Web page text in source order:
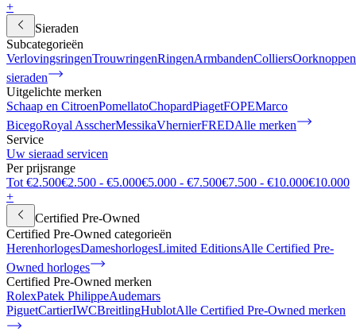
+
Sieraden
Subcategorieën
VerlovingsringenTrouwringenRingenArmbandenColliersOorknoppen
sieraden
Uitgelichte merken
Schaap en CitroenPomellatoChopardPiagetFOPEMarco
BicegoRoyal AsscherMessikaVhernierFREDAlle merken
Service
Uw sieraad servicen
Per prijsrange
Tot €2.500€2.500 - €5.000€5.000 - €7.500€7.500 - €10.000€10.000
+
Certified Pre-Owned
Certified Pre-Owned categorieën
HerenhorlogesDameshorlogesLimited EditionsAlle Certified Pre-
Owned horloges
Certified Pre-Owned merken
RolexPatek PhilippeAudemars
PiguetCartierIWCBreitlingHublotAlle Certified Pre-Owned merken